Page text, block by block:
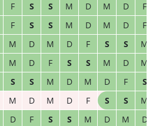
F S S M D M D
F
F S S M D M D
F
M D M D F S S
M
M D F S S M D
M
S S M D M D F
S
M D M D F S S
M
D F S S M D M
D